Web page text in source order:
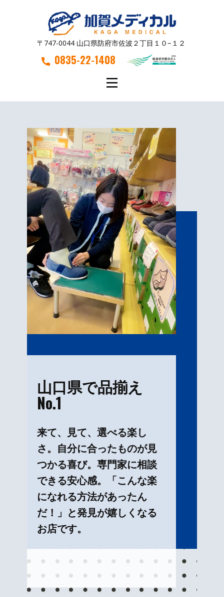
〒747-0044 山口県防府市佐波２丁目１０−１２
0835-22-1408
山口県で品揃え
No.1
来て、見て、選べる楽し
さ。自分に合ったものが見
つかる喜び。専門家に相談
できる安心感。「こんな楽
になれる方法があったん
だ！」と発見が嬉しくなる
お店です。